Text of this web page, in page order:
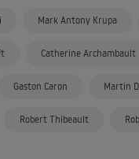
Mark Antony Krupa
Catherine Archambault
Gaston Caron Martin
Robert Thibeault